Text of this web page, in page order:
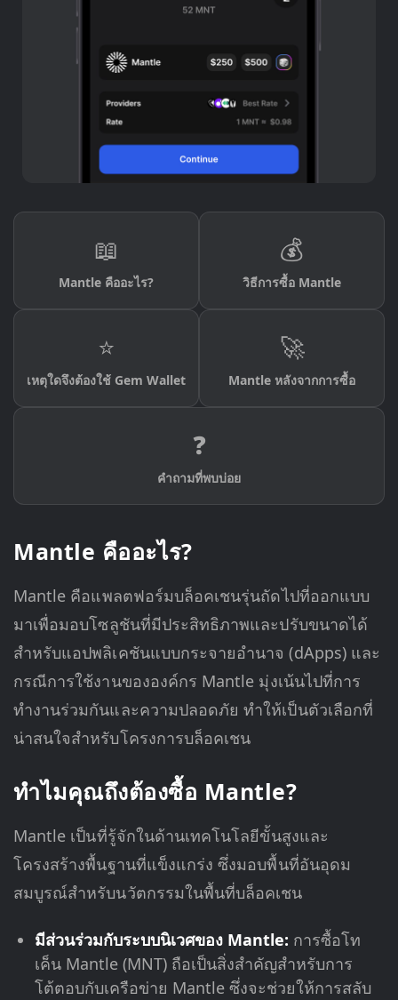
📖
Mantle คืออะไร?
💰
วิธีการซื้อ Mantle
⭐
เหตุใดจึงต้องใช้ Gem Wallet
🚀
Mantle หลังจากการซื้อ
❓
คำถามที่พบบ่อย
Mantle คืออะไร?
Mantle คือแพลตฟอร์มบล็อคเชนรุ่นถัดไปที่ออกแบบ
มาเพื่อมอบโซลูชันที่มีประสิทธิภาพและปรับขนาดได้
สำหรับแอปพลิเคชันแบบกระจายอำนาจ (dApps) และ
กรณีการใช้งานขององค์กร Mantle มุ่งเน้นไปที่การ
ทำงานร่วมกันและความปลอดภัย ทำให้เป็นตัวเลือกที่
น่าสนใจสำหรับโครงการบล็อคเชน
ทำไมคุณถึงต้องซื้อ Mantle?
Mantle เป็นที่รู้จักในด้านเทคโนโลยีขั้นสูงและ
โครงสร้างพื้นฐานที่แข็งแกร่ง ซึ่งมอบพื้นที่อันอุดม
สมบูรณ์สำหรับนวัตกรรมในพื้นที่บล็อคเชน
มีส่วนร่วมกับระบบนิเวศของ Mantle: การซื้อโท
เค็น Mantle (MNT) ถือเป็นสิ่งสำคัญสำหรับการ
โต้ตอบกับเครือข่าย Mantle ซึ่งจะช่วยให้การสลับ